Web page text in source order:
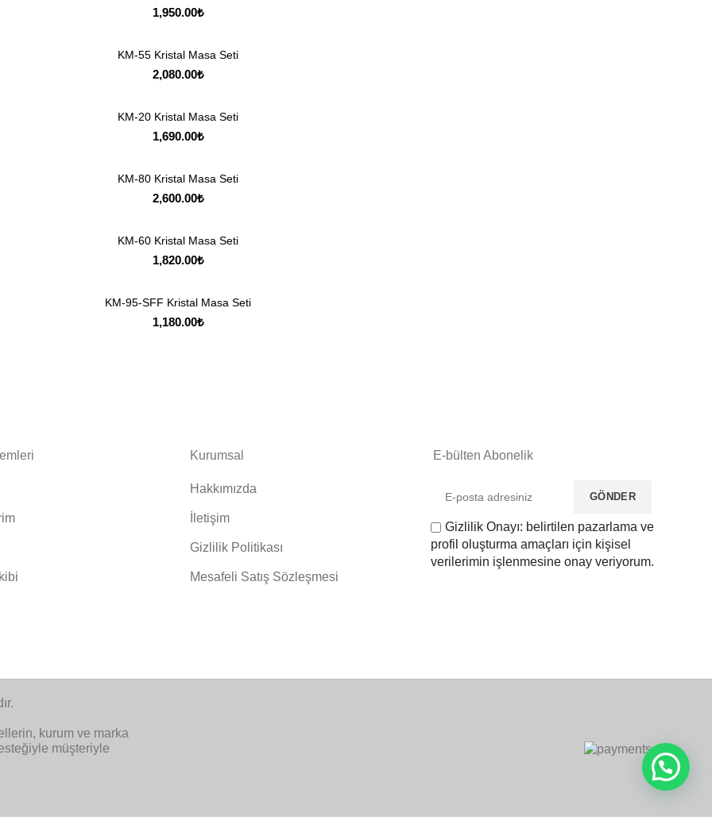
1,950.00₺
KM-55 Kristal Masa Seti
2,080.00₺
KM-20 Kristal Masa Seti
1,690.00₺
KM-80 Kristal Masa Seti
2,600.00₺
KM-60 Kristal Masa Seti
1,820.00₺
KM-95-SFF Kristal Masa Seti
1,180.00₺
Kurumsal
Hakkımızda
İletişim
Gizlilik Politikası
Mesafeli Satış Sözleşmesi
E-bülten Abonelik
Gizlilik Onayı: belirtilen pazarlama ve
profil oluşturma amaçları için kişisel
verilerimin işlenmesine onay veriyorum.
kurum ve marka
müşteriyle